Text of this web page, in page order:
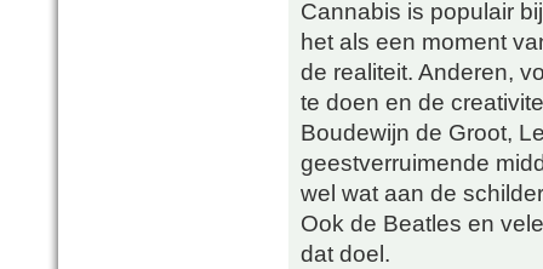
Cannabis is populair
het als een moment
de realiteit. Anderen,
te doen en de
Boudewijn de Groot,
geestverruimende
wel wat aan de
Ook de Beatles en
dat doel.